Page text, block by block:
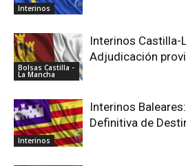
Interinos
Bolsas Castilla -
La Mancha
Interinos Castilla-
Adjudicación
Interinos
Interinos
Definitiva de